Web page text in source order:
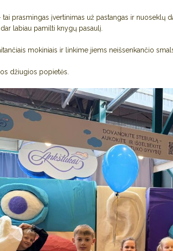
prasmingas įvertinimas už pastangas ir nuoseklų
labiau pamilti knygų pasaulį.
mokiniais ir linkime jiems neišsenkančio
džiugios popietės.